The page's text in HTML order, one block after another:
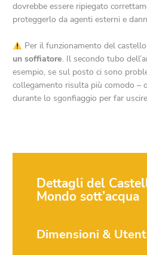
dovrebbe essere ripiegato
proteggerlo da agenti esterni e
Per il funzionamento del
un soffiatore. Il secondo tubo
esempio, se sul posto ci sono
collegamento risulta più comodo –
durante lo sgonfiaggio per far
Dettagli del
Mondo sott’acqua
Dimensioni &